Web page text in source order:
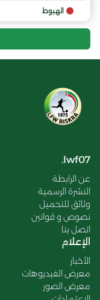
الهبوط
lwf07.
عن الرابطة
النشرة الرسمية
وثائق للتحميل
نصوص و قوانين
اتصل بنا
الإعلام
الأخبار
معرض الفيديوهات
معرض الصور